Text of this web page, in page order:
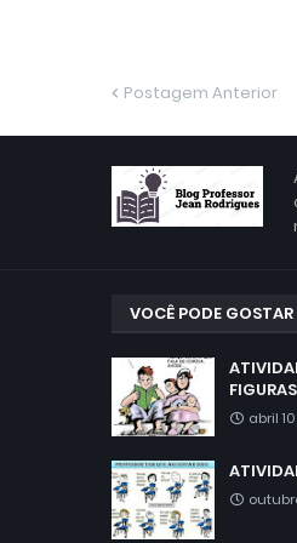
Postagem Anterior
VOCÊ PODE GOSTAR
abril